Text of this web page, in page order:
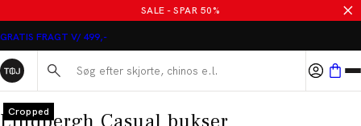
SALE - SPAR 50%
GRATIS FRAGT V/ 499,-
Søg her...
Cropped